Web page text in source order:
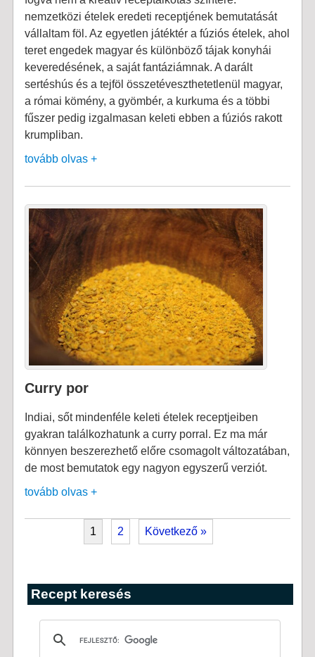
nemzetközi ételek eredeti receptjének bemutatását
vállaltam föl. Az egyetlen játéktér a fúziós ételek, ahol
teret engedek magyar és különböző tájak konyhái
keveredésének, a saját fantáziámnak. A darált
sertéshús és a tejföl összetéveszthetetlenül magyar,
a római kömény, a gyömbér, a kurkuma és a többi
fűszer pedig izgalmasan keleti ebben a fúziós rakott
krumpliban.
tovább olvas +
Curry por
Indiai, sőt mindenféle keleti ételek receptjeiben
gyakran találkozhatunk a curry porral. Ez ma már
könnyen beszerezhető előre csomagolt változatában,
de most bemutatok egy nagyon egyszerű verziót.
tovább olvas +
1 2 Következő »
Recept keresés